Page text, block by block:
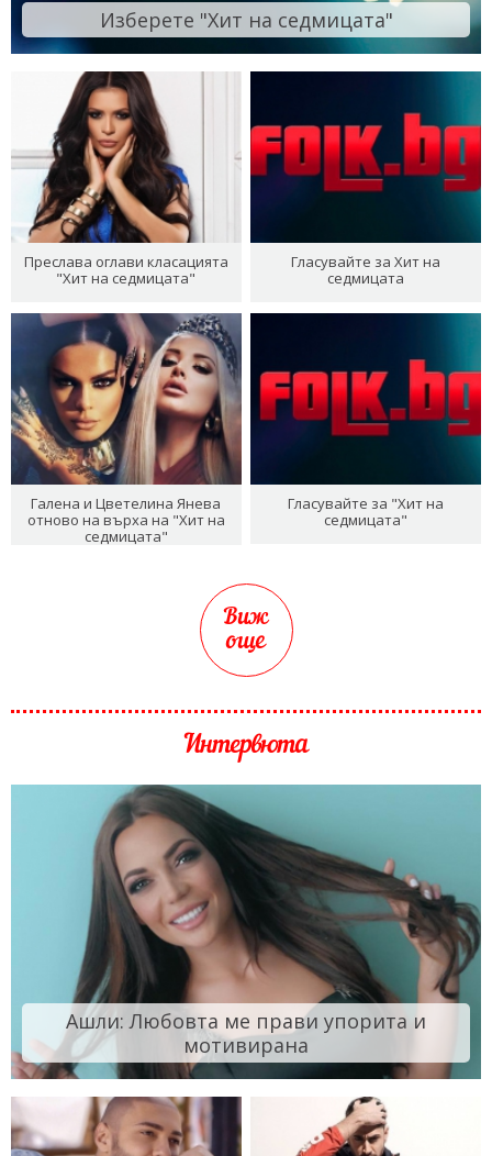
Изберете "Хит на седмицата"
Преслава оглави класацията
"Хит на седмицата"
Гласувайте за Хит на
седмицата
Галена и Цветелина Янева
отново на върха на "Хит на
седмицата"
Гласувайте за "Хит на
седмицата"
Виж
още
Интервюта
Ашли: Любовта ме прави упорита и
мотивирана